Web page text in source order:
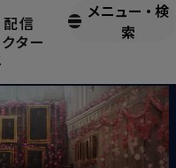
配信
ター
メニュー ・ 検
索